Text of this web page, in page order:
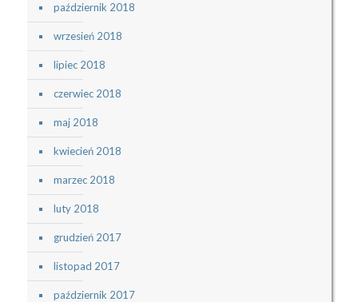
październik 2018
wrzesień 2018
lipiec 2018
czerwiec 2018
maj 2018
kwiecień 2018
marzec 2018
luty 2018
grudzień 2017
listopad 2017
październik 2017